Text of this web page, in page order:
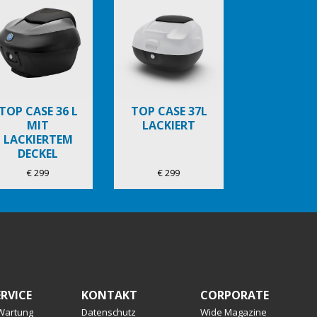
CASE 36 L
MIT
LACKIERTEM
DECKEL
€ 299
TOP CASE 37L
LACKIERT
€ 299
KONTAKT
Datenschutz
CORPORATE
Wide Magazine